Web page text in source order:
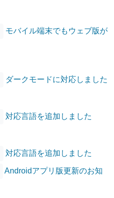
モバイル端末でもウェブ版が
ダークモードに対応しました
対応言語を追加しました
対応言語を追加しました
Androidアプリ版更新のお知